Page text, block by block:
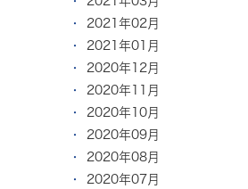
2021年02月
2021年01月
2020年12月
2020年11月
2020年10月
2020年09月
2020年08月
2020年07月